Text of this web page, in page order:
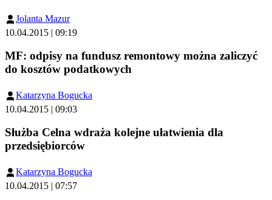
Jolanta Mazur
10.04.2015 | 09:19
MF: odpisy na fundusz remontowy można zaliczyć
do kosztów podatkowych
Katarzyna Bogucka
10.04.2015 | 09:03
Służba Celna wdraża kolejne ułatwienia dla
przedsiębiorców
Katarzyna Bogucka
10.04.2015 | 07:57